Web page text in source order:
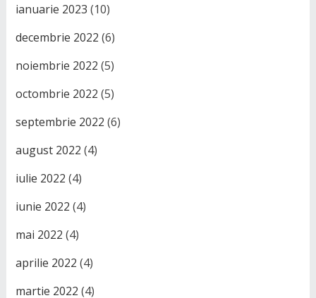
ianuarie 2023 (10)
decembrie 2022 (6)
noiembrie 2022 (5)
octombrie 2022 (5)
septembrie 2022 (6)
august 2022 (4)
iulie 2022 (4)
iunie 2022 (4)
mai 2022 (4)
aprilie 2022 (4)
martie 2022 (4)